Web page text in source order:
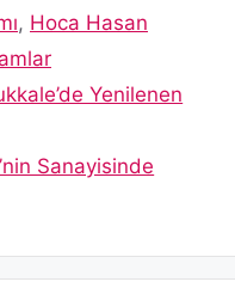
, Hoca Hasan
Yenilenen
Sanayisinde